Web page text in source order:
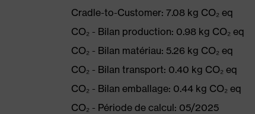
Cradle-to-Customer: 7.08 kg CO₂ eq
CO₂ - Bilan production: 0.98 kg CO₂ eq
CO₂ - Bilan matériau: 5.26 kg CO₂ eq
CO₂ - Bilan transport: 0.40 kg CO₂ eq
CO₂ - Bilan emballage: 0.44 kg CO₂ eq
CO₂ - Période de calcul: 05/2025